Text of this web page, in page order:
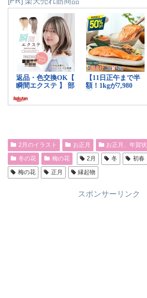
2月のイラスト お正月 お正月、年賀状
冬の花
梅の花 2月 冬 初春
梅の花
正月 縁起物
スポンサーリンク